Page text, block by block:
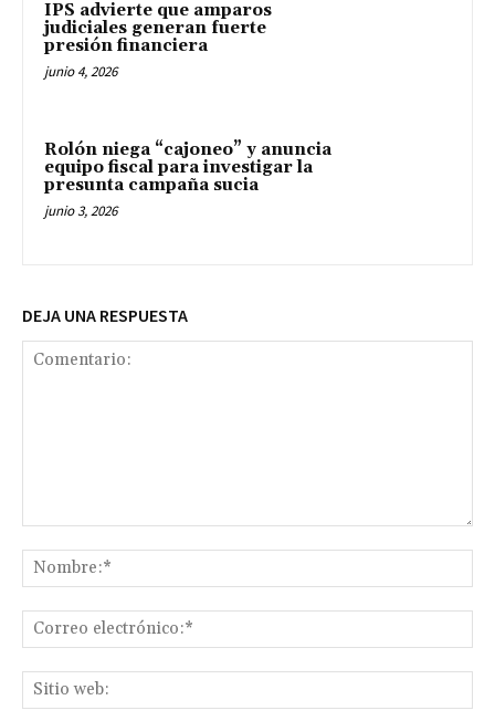
IPS advierte que amparos
judiciales generan fuerte
presión financiera
junio 4, 2026
Rolón niega “cajoneo” y anuncia
equipo fiscal para investigar la
presunta campaña sucia
junio 3, 2026
DEJA UNA RESPUESTA